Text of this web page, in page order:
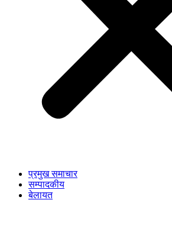
प्रमुख समाचार
सम्पादकीय
बेलायत